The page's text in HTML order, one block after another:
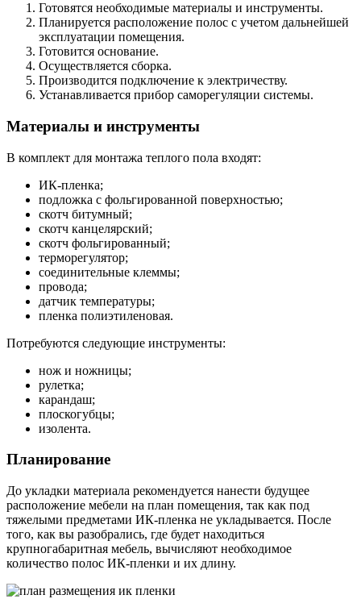
Готовятся необходимые материалы и инструменты.
Планируется расположение полос с учетом дальнейшей
эксплуатации помещения.
Готовится основание.
Осуществляется сборка.
Производится подключение к электричеству.
Устанавливается прибор саморегуляции системы.
Материалы и инструменты
В комплект для монтажа теплого пола входят:
ИК-пленка;
подложка с фольгированной поверхностью;
скотч битумный;
скотч канцелярский;
скотч фольгированный;
терморегулятор;
соединительные клеммы;
провода;
датчик температуры;
пленка полиэтиленовая.
Потребуются следующие инструменты:
нож и ножницы;
рулетка;
карандаш;
плоскогубцы;
изолента.
Планирование
До укладки материала рекомендуется нанести будущее
расположение мебели на план помещения, так как под
тяжелыми предметами ИК-пленка не укладывается. После
того, как вы разобрались, где будет находиться
крупногабаритная мебель, вычисляют необходимое
количество полос ИК-пленки и их длину.